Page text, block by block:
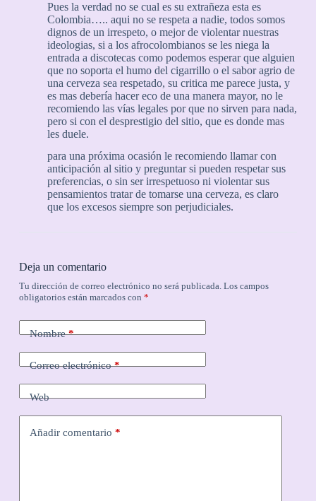
Pues la verdad no se cual es su extrañeza esta es
Colombia….. aqui no se respeta a nadie, todos somos
dignos de un irrespeto, o mejor de violentar nuestras
ideologias, si a los afrocolombianos se les niega la
entrada a discotecas como podemos esperar que alguien
que no soporta el humo del cigarrillo o el sabor agrio de
una cerveza sea respetado, su critica me parece justa, y
es mas debería hacer eco de una manera mayor, no le
recomiendo las vías legales por que no sirven para nada,
pero si con el desprestigio del sitio, que es donde mas
les duele.
para una próxima ocasión le recomiendo llamar con
anticipación al sitio y preguntar si pueden respetar sus
preferencias, o sin ser irrespetuoso ni violentar sus
pensamientos tratar de tomarse una cerveza, es claro
que los excesos siempre son perjudiciales.
Deja un comentario
Tu dirección de correo electrónico no será publicada. Los campos
obligatorios están marcados con *
Nombre*
Correo electrónico*
Web
Añadir comentario *